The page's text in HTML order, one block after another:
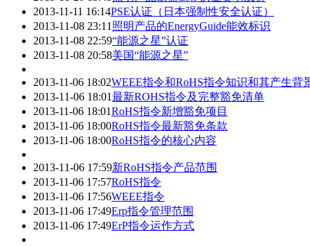
2013-11-11 16:14PSE认证（日本强制性安全认证）
2013-11-08 23:11照明产品的EnergyGuide能效标识
2013-11-08 22:59“能源之星”认证
2013-11-08 20:58美国“能源之星”
2013-11-06 18:02WEEE指令和RoHS指令知识和其产生背
2013-11-06 18:01最新ROHS指令及完整豁免清单
2013-11-06 18:01RoHS指令新增豁免项目
2013-11-06 18:00RoHS指令最新豁免条款
2013-11-06 18:00RoHS指令的核心内容
2013-11-06 17:59新RoHS指令产品范围
2013-11-06 17:57RoHS指令
2013-11-06 17:56WEEE指令
2013-11-06 17:49Erp指令管理范围
2013-11-06 17:49ErP指令运作方式